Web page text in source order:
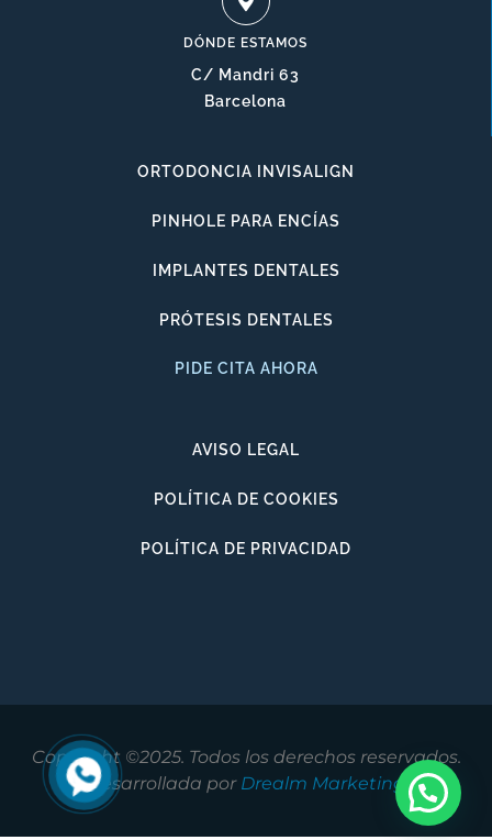
DÓNDE ESTAMOS
C/ Mandri 63
Barcelona
ORTODONCIA INVISALIGN
PINHOLE PARA ENCÍAS
IMPLANTES DENTALES
PRÓTESIS DENTALES
PIDE CITA AHORA
AVISO LEGAL
POLÍTICA DE COOKIES
POLÍTICA DE PRIVACIDAD
Copyright ©2025. Todos los derechos reservados.
Desarrollada por Drealm Marketing